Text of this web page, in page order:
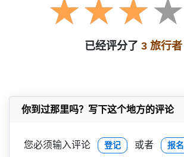
已经评分了 3 旅行者
你到过那里吗？写下这个地方的评论
您必须输入评论 登记 或者 报名